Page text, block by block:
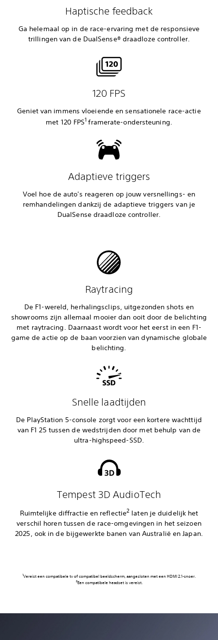
Haptische feedback
Ga helemaal op in de race-ervaring met de responsieve
trillingen van de DualSense® draadloze controller.
‎120 FPS
Geniet van immens vloeiende en sensationele race-actie
met 120 FPS1framerate-ondersteuning.
Adaptieve triggers
Voel hoe de auto's reageren op jouw versnellings- en
remhandelingen dankzij de adaptieve triggers van je
DualSense draadloze controller.
Raytracing
De F1-wereld, herhalingsclips, uitgezonden shots en
showrooms zijn allemaal mooier dan ooit door de belichting
met raytracing. Daarnaast wordt voor het eerst in een F1-
game de actie op de baan voorzien van dynamische globale
belichting.
Snelle laadtijden
De PlayStation 5-console zorgt voor een kortere wachttijd
van F1 25 tussen de wedstrijden door met behulp van de
ultra-highspeed-SSD.
Tempest 3D AudioTech
Ruimtelijke diffractie en reflectie2 laten je duidelijk het
verschil horen tussen de race-omgevingen in het seizoen
2025, ook in de bijgewerkte banen van Australië en Japan.
Vereist een compatibele tv of compatibel beeldscherm, aangesloten met een HDMI 2.1-snoer.
‎2‏Een compatibele headset is vereist.